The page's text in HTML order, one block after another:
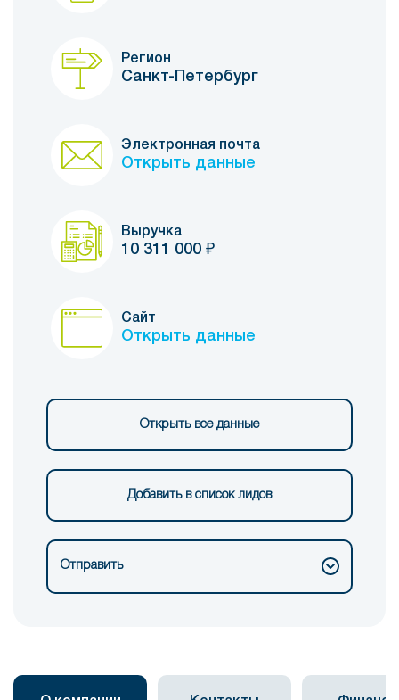
Регион
Санкт-Петербург
Электронная почта
Открыть данные
Выручка
10 311 000 ₽
Сайт
Открыть данные
Открыть все данные
Добавить в список лидов
Отправить